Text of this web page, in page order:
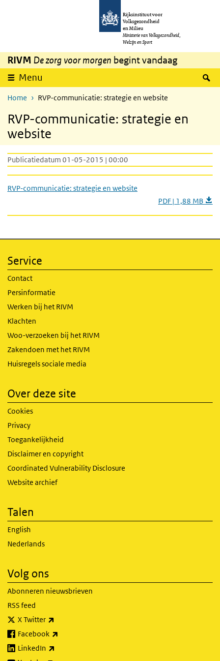
Overslaan en naar de inhoud gaan
Rijksinstituut voor
Volksgezondheid
en Milieu
Ministerie van Volksgezondheid,
Welzijn en Sport
RIVM De zorg voor morgen begint vandaag
Menu
Home RVP-communicatie: strategie en website
RVP-communicatie: strategie en
website
Publicatiedatum 01-05-2015 | 00:00
RVP-communicatie: strategie en website
PDF | 1,88 MB
Service
Contact
Persinformatie
Werken bij het RIVM
Klachten
Woo-verzoeken bij het RIVM
Zakendoen met het RIVM
Huisregels sociale media
Over deze site
Cookies
Privacy
Toegankelijkheid
Disclaimer en copyright
Coordinated Vulnerability Disclosure
Website archief
Talen
English
Nederlands
Volg ons
Abonneren nieuwsbrieven
RSS feed
X Twitter
Facebook
LinkedIn